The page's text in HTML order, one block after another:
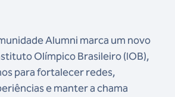
Alumni marca um novo
Olímpico Brasileiro (IOB),
para fortalecer redes,
e manter a chama